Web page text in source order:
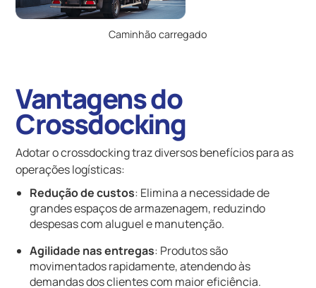
Caminhão carregado
Vantagens do
Crossdocking
Adotar o crossdocking traz diversos benefícios para as
operações logísticas:
Redução de custos: Elimina a necessidade de
grandes espaços de armazenagem, reduzindo
despesas com aluguel e manutenção.
Agilidade nas entregas: Produtos são
movimentados rapidamente, atendendo às
demandas dos clientes com maior eficiência.